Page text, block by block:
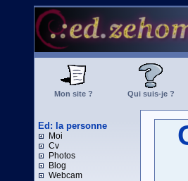
Mon site ? Qui suis-je ?
Ed: la personne
Moi
Cv
Photos
Blog
Webcam